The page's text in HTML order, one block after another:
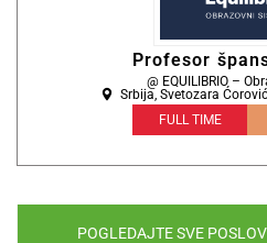
Profesor
@ EQUILIBRIO –
Srbija, Svetozara
FULL TIME
POGLEDAJTE SVE